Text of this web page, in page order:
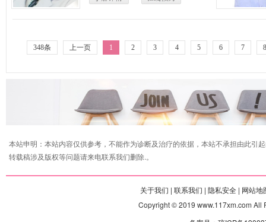
348条 上一页 1 2 3 4 5 6 7 8
本站申明：本站内容仅供参考，不能作为诊断及治疗的依据，本站不承担由此引
转载稿涉及版权等问题请来电联系我们删除.。
关于我们 | 联系我们 | 隐私安全 | 网站地
Copyright © 2019 www.117xm.com All